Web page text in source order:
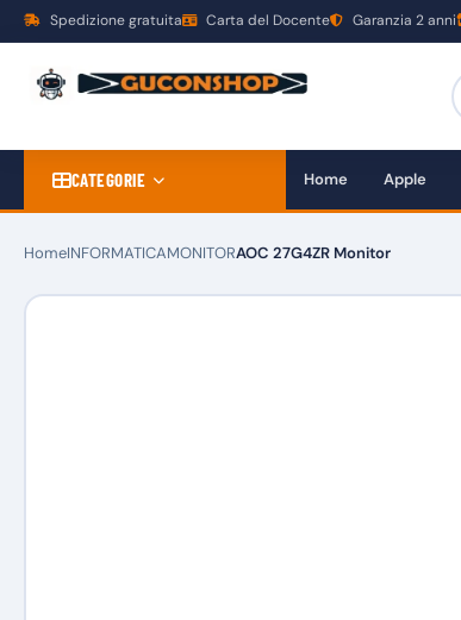
Spedizione gratuita Carta del Docente Garanzia 2 anni
CATEGORIE Home Apple
HomeINFORMATICAMONITORAOC 27G4ZR Monitor